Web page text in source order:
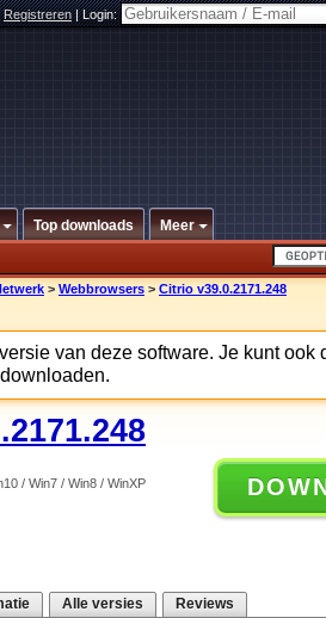
Registreren|Login:
Top downloads Meer
> Webbrowsers > Citrio v39.0.2171.248
van deze software. Je kunt ook
downloaden.
/ Win7 / Win8 / WinXP
Alle versies Reviews